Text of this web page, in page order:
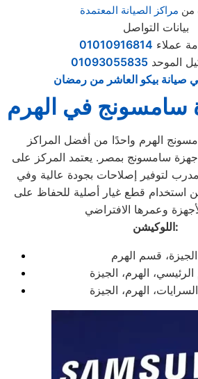
من مراكز الصيانة المعتمدة
بيانات التواصل
عملاء 01010916814
الموحد 01093055835
صيانة بيكو العاشر من رمضان
سامسونج في الهرم
الهرم واحدًا من أفضل المراكز
سامسونج بمصر. يعتمد المركز على
لتوفير إصلاحات بجودة عالية وفي
قطع غيار أصلية للحفاظ على
اللوكيشن:
الجيزة، قسم الهرم
الهرم، الجيزة
الهرم، الجيزة